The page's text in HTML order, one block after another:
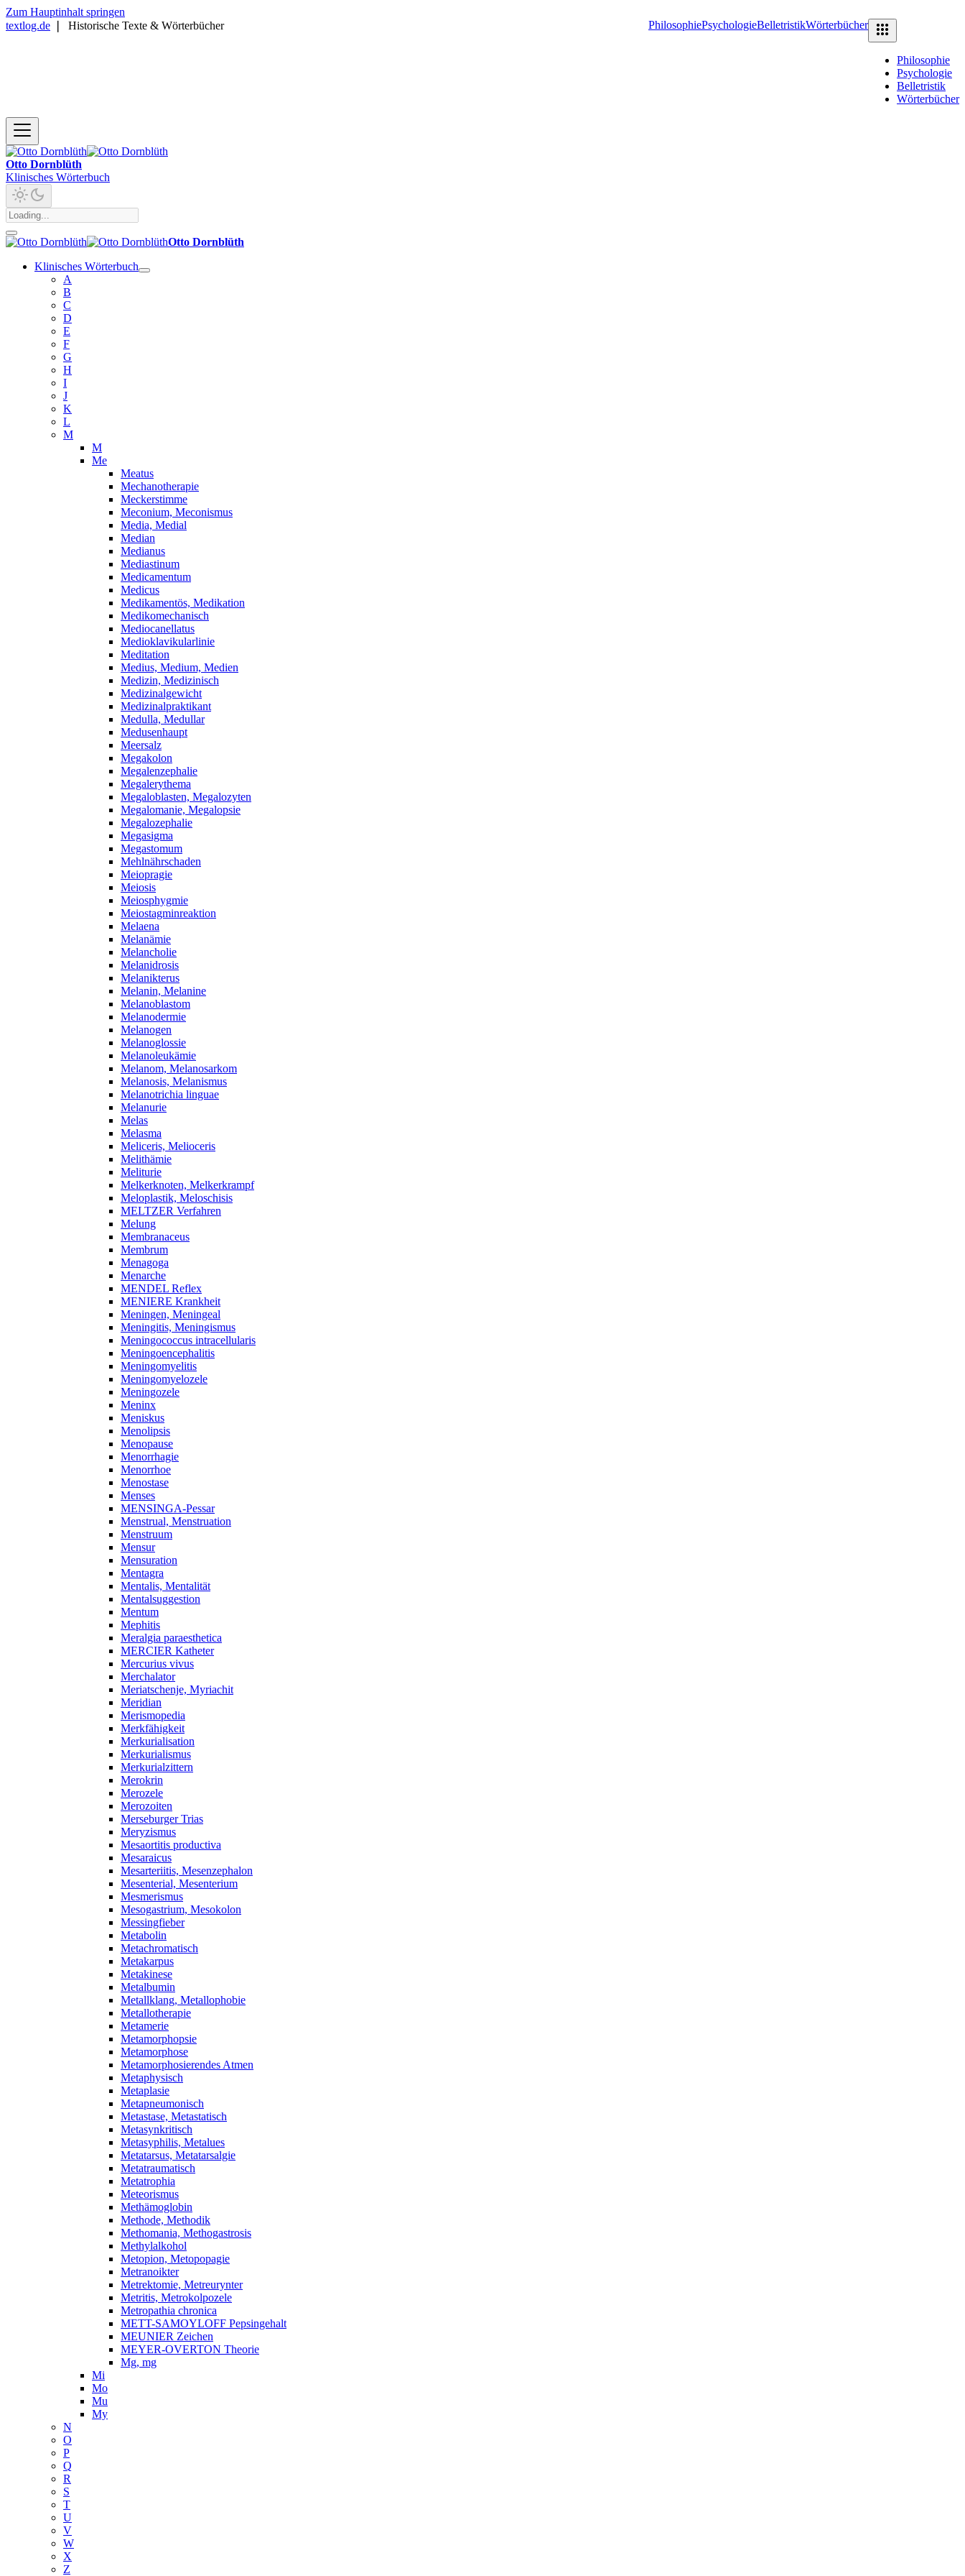
Zum Hauptinhalt springen
textlog.de
Historische Texte & Wörterbücher PhilosophiePsychologieBelletristikWörterbücher
Philosophie
Psychologie
Belletristik
Wörterbücher
Otto Dornblüth
Klinisches Wörterbuch
Otto Dornblüth
Klinisches Wörterbuch
A
B
C
D
E
F
G
H
I
J
K
L
M
M
Me
Meatus
Mechanotherapie
Meckerstimme
Meconium, Meconismus
Media, Medial
Median
Medianus
Mediastinum
Medicamentum
Medicus
Medikamentös, Medikation
Medikomechanisch
Mediocanellatus
Medioklavikularlinie
Meditation
Medius, Medium, Medien
Medizin, Medizinisch
Medizinalgewicht
Medizinalpraktikant
Medulla, Medullar
Medusenhaupt
Meersalz
Megakolon
Megalenzephalie
Megalerythema
Megaloblasten, Megalozyten
Megalomanie, Megalopsie
Megalozephalie
Megasigma
Megastomum
Mehlnährschaden
Meiopragie
Meiosis
Meiosphygmie
Meiostagminreaktion
Melaena
Melanämie
Melancholie
Melanidrosis
Melanikterus
Melanin, Melanine
Melanoblastom
Melanodermie
Melanogen
Melanoglossie
Melanoleukämie
Melanom, Melanosarkom
Melanosis, Melanismus
Melanotrichia linguae
Melanurie
Melas
Melasma
Meliceris, Melioceris
Melithämie
Meliturie
Melkerknoten, Melkerkrampf
Meloplastik, Meloschisis
MELTZER Verfahren
Melung
Membranaceus
Membrum
Menagoga
Menarche
MENDEL Reflex
MENIERE Krankheit
Meningen, Meningeal
Meningitis, Meningismus
Meningococcus intracellularis
Meningoencephalitis
Meningomyelitis
Meningomyelozele
Meningozele
Meninx
Meniskus
Menolipsis
Menopause
Menorrhagie
Menorrhoe
Menostase
Menses
MENSINGA-Pessar
Menstrual, Menstruation
Menstruum
Mensur
Mensuration
Mentagra
Mentalis, Mentalität
Mentalsuggestion
Mentum
Mephitis
Meralgia paraesthetica
MERCIER Katheter
Mercurius vivus
Merchalator
Meriatschenje, Myriachit
Meridian
Merismopedia
Merkfähigkeit
Merkurialisation
Merkurialismus
Merkurialzittern
Merokrin
Merozele
Merozoiten
Merseburger Trias
Meryzismus
Mesaortitis productiva
Mesaraicus
Mesarteriitis, Mesenzephalon
Mesenterial, Mesenterium
Mesmerismus
Mesogastrium, Mesokolon
Messingfieber
Metabolin
Metachromatisch
Metakarpus
Metakinese
Metalbumin
Metallklang, Metallophobie
Metallotherapie
Metamerie
Metamorphopsie
Metamorphose
Metamorphosierendes Atmen
Metaphysisch
Metaplasie
Metapneumonisch
Metastase, Metastatisch
Metasynkritisch
Metasyphilis, Metalues
Metatarsus, Metatarsalgie
Metatraumatisch
Metatrophia
Meteorismus
Methämoglobin
Methode, Methodik
Methomania, Methogastrosis
Methylalkohol
Metopion, Metopopagie
Metranoikter
Metrektomie, Metreurynter
Metritis, Metrokolpozele
Metropathia chronica
METT-SAMOYLOFF Pepsingehalt
MEUNIER Zeichen
MEYER-OVERTON Theorie
Mg, mg
Mi
Mo
Mu
My
N
O
P
Q
R
S
T
U
V
W
X
Z